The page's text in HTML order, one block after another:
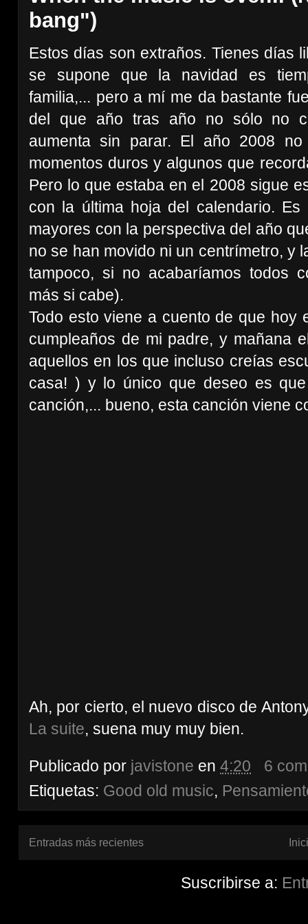
bang")
Estos días son extraños. Tienes días
se supone que la navidad es
familia,... pero a mí me da bastante
del que año tras año no sólo no
aumenta sin parar. El año 2008
momentos duros y algunos que
Pero lo que estaba en el 2008 sigue
con la última hoja del calendario.
mayores con la perspectiva del año
no se han movido ni un centrímetro, y
tampoco, si no acabaríamos todos
más si cabe).
Todo esto viene a cuento de que hoy
cumpleaños de mi padre, y mañana
aquellos en los que incluso creías
casa! ) y lo único que deseo es
canción,... bueno, esta canción viene
Ah, por cierto, el nuevo disco de
La suite, suena muy muy bien.
Publicado por javistone en 4:20
6
Etiquetas: Good old music,
Entradas más recientes
Suscribirse a: